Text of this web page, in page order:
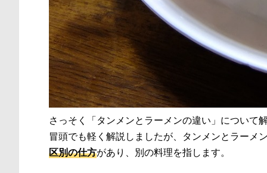
さっそく「タンメンとラーメンの違い」について
冒頭でも軽く解説しましたが、タンメンとラーメ
区別の仕方があり、別の料理を指します。